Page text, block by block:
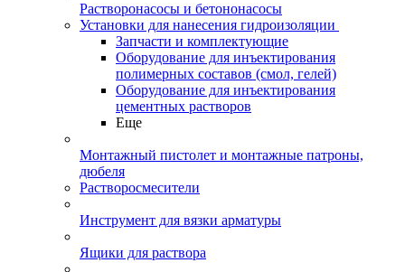
Растворонасосы и бетононасосы
Установки для нанесения гидроизоляции
Запчасти и комплектующие
Оборудование для инъектирования
полимерных составов (смол, гелей)
Оборудование для инъектирования
цементных растворов
Еще
Монтажный пистолет и монтажные патроны,
дюбеля
Растворосмесители
Инструмент для вязки арматуры
Ящики для раствора